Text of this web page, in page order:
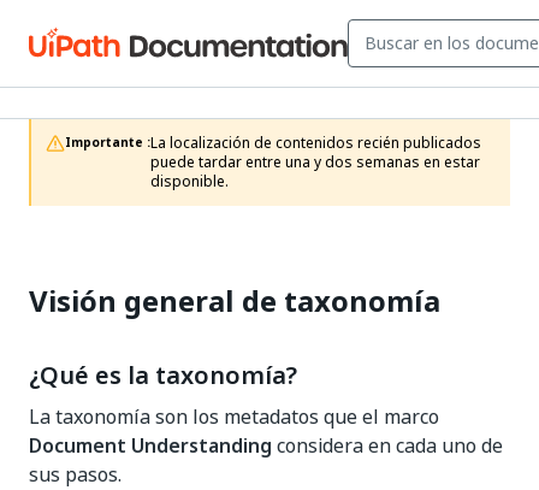
Importante :La localización de contenidos recién publicados
puede tardar entre una y dos semanas en estar
disponible.
Visión general de taxonomía
¿Qué es la taxonomía?
La taxonomía son los metadatos que el marco
Document Understanding considera en cada uno de
sus pasos.